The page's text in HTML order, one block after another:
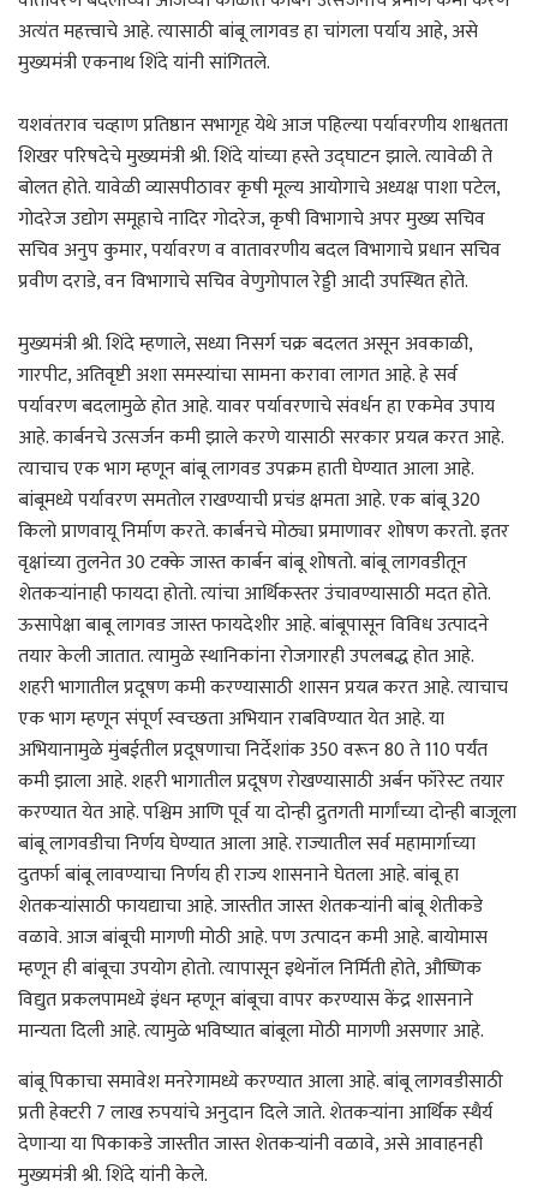
अत्यंत महत्त्वाचे आहे. त्यासाठी बांबू लागवड हा चांगला पर्याय आहे, असे
मुख्यमंत्री एकनाथ शिंदे यांनी सांगितले.
यशवंतराव चव्हाण प्रतिष्ठान सभागृह येथे आज पहिल्या पर्यावरणीय शाश्वतता
शिखर परिषदेचे मुख्यमंत्री श्री. शिंदे यांच्या हस्ते उद्घाटन झाले. त्यावेळी ते
बोलत होते. यावेळी व्यासपीठावर कृषी मूल्य आयोगाचे अध्यक्ष पाशा पटेल,
गोदरेज उद्योग समूहाचे नादिर गोदरेज, कृषी विभागाचे अपर मुख्य सचिव
सचिव अनुप कुमार, पर्यावरण व वातावरणीय बदल विभागाचे प्रधान सचिव
प्रवीण दराडे, वन विभागाचे सचिव वेणुगोपाल रेड्डी आदी उपस्थित होते.
मुख्यमंत्री श्री. शिंदे म्हणाले, सध्या निसर्ग चक्र बदलत असून अवकाळी,
गारपीट, अतिवृष्टी अशा समस्यांचा सामना करावा लागत आहे. हे सर्व
पर्यावरण बदलामुळे होत आहे. यावर पर्यावरणाचे संवर्धन हा एकमेव उपाय
आहे. कार्बनचे उत्सर्जन कमी झाले करणे यासाठी सरकार प्रयत्न करत आहे.
त्याचाच एक भाग म्हणून बांबू लागवड उपक्रम हाती घेण्यात आला आहे.
बांबूमध्ये पर्यावरण समतोल राखण्याची प्रचंड क्षमता आहे. एक बांबू 320
किलो प्राणवायू निर्माण करते. कार्बनचे मोठ्या प्रमाणावर शोषण करतो. इतर
वृक्षांच्या तुलनेत 30 टक्के जास्त कार्बन बांबू शोषतो. बांबू लागवडीतून
शेतकऱ्यांनाही फायदा होतो. त्यांचा आर्थिकस्तर उंचावण्यासाठी मदत होते.
ऊसापेक्षा बाबू लागवड जास्त फायदेशीर आहे. बांबूपासून विविध उत्पादने
तयार केली जातात. त्यामुळे स्थानिकांना रोजगारही उपलबद्ध होत आहे.
शहरी भागातील प्रदूषण कमी करण्यासाठी शासन प्रयत्न करत आहे. त्याचाच
एक भाग म्हणून संपूर्ण स्वच्छता अभियान राबविण्यात येत आहे. या
अभियानामुळे मुंबईतील प्रदूषणाचा निर्देशांक 350 वरून 80 ते 110 पर्यंत
कमी झाला आहे. शहरी भागातील प्रदूषण रोखण्यासाठी अर्बन फॉरेस्ट तयार
करण्यात येत आहे. पश्चिम आणि पूर्व या दोन्ही द्रुतगती मार्गांच्या दोन्ही बाजूला
बांबू लागवडीचा निर्णय घेण्यात आला आहे. राज्यातील सर्व महामार्गाच्या
दुतर्फा बांबू लावण्याचा निर्णय ही राज्य शासनाने घेतला आहे. बांबू हा
शेतकऱ्यांसाठी फायद्याचा आहे. जास्तीत जास्त शेतकऱ्यांनी बांबू शेतीकडे
वळावे. आज बांबूची मागणी मोठी आहे. पण उत्पादन कमी आहे. बायोमास
म्हणून ही बांबूचा उपयोग होतो. त्यापासून इथेनॉल निर्मिती होते, औष्णिक
विद्युत प्रकलपामध्ये इंधन म्हणून बांबूचा वापर करण्यास केंद्र शासनाने
मान्यता दिली आहे. त्यामुळे भविष्यात बांबूला मोठी मागणी असणार आहे.
बांबू पिकाचा समावेश मनरेगामध्ये करण्यात आला आहे. बांबू लागवडीसाठी
प्रती हेक्टरी 7 लाख रुपयांचे अनुदान दिले जाते. शेतकऱ्यांना आर्थिक स्थैर्य
देणाऱ्या या पिकाकडे जास्तीत जास्त शेतकऱ्यांनी वळावे, असे आवाहनही
मुख्यमंत्री श्री. शिंदे यांनी केले.